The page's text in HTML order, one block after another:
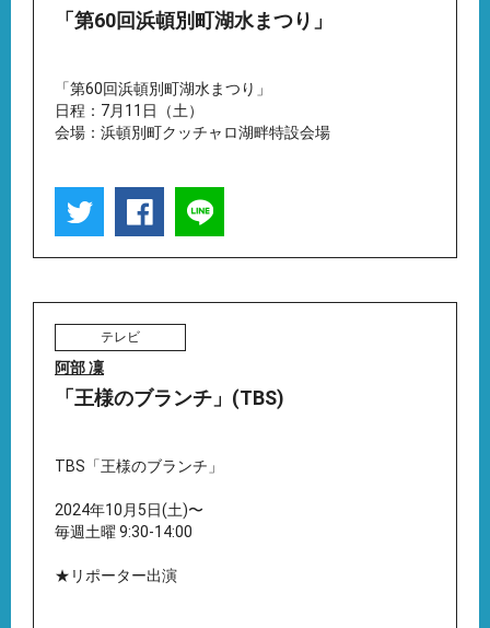
「第60回浜頓別町湖水まつり」
「第60回浜頓別町湖水まつり」
日程：7月11日（土）
会場：浜頓別町クッチャロ湖畔特設会場
テレビ
阿部 凜
「王様のブランチ」(TBS)
TBS「王様のブランチ」
2024年10月5日(土)〜
毎週土曜 9:30-14:00
★リポーター出演